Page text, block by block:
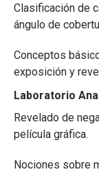
Clasificación de
ángulo de
Conceptos
exposición y
Laboratorio
Revelado de
película gráfica.
Nociones sobre